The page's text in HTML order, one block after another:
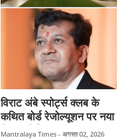
आय से अधिक संपत्ति के
आरोपों की SIT/ACB/ED से
स्वतंत्र जांच की मांग की।
विराट अंबे स्पोर्ट्स क्लब के
कथित बोर्ड रेजोल्यूशन पर नया
विवाद, निदेशक तरुण
Mantralaya Times - अगस्त 02, 2026